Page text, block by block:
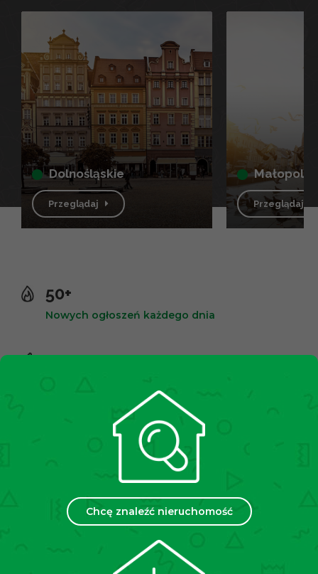
Chcę znaleźć nieruchomość
dolnośląskie
Przeglądaj Przeglądaj
50+
Nowych ogłoszeń każdego dnia
10,000+
Spotkań miesięcznie
Placówek w Polsce